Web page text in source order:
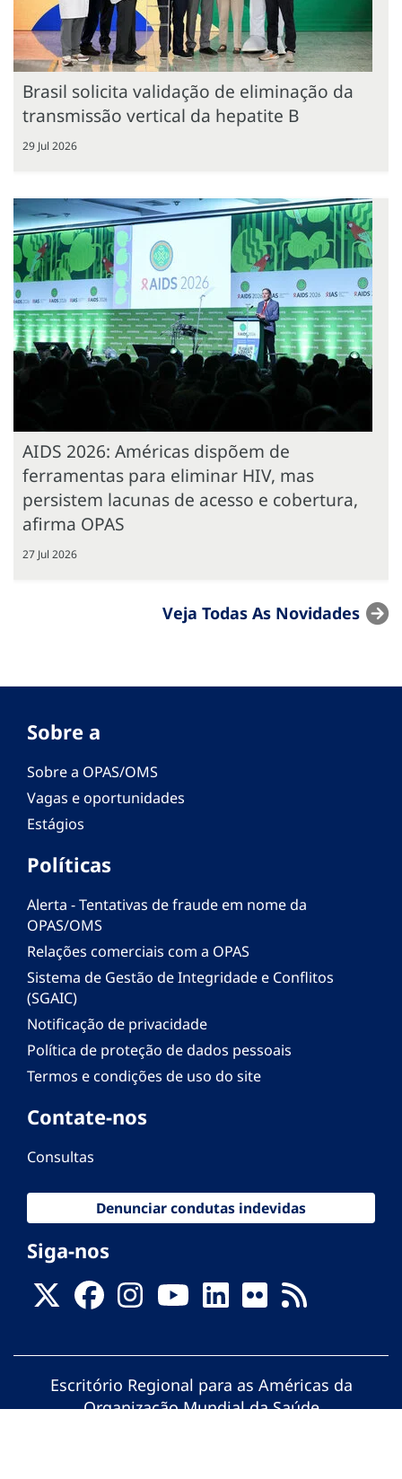
Brasil solicita validação de eliminação da
transmissão vertical da hepatite B
29 Jul 2026
AIDS 2026: Américas dispõem de
ferramentas para eliminar HIV, mas
persistem lacunas de acesso e cobertura,
afirma OPAS
27 Jul 2026
Veja Todas As Novidades
Sobre a
Sobre a OPAS/OMS
Vagas e oportunidades
Estágios
Políticas
Alerta - Tentativas de fraude em nome da
OPAS/OMS
Relações comerciais com a OPAS
Sistema de Gestão de Integridade e Conflitos
(SGAIC)
Notificação de privacidade
Política de proteção de dados pessoais
Termos e condições de uso do site
Contate-nos
Consultas
Denunciar condutas indevidas
Siga-nos
Escritório Regional para as Américas da
Organização Mundial da Saúde